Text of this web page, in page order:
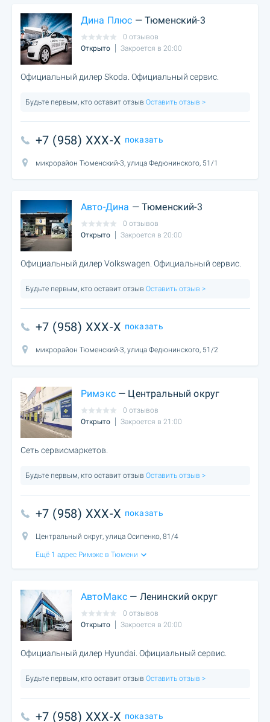
Дина Плюс — Тюменский-3
0 отзывов
Открыто
Закроется в 20:00
Официальный дилер Skoda. Официальный сервис.
Будьте первым, кто оставит отзыв Оставить отзыв >
+7 (958) XXX-X показать
микрорайон Тюменский-3, улица Федюнинского, 51/1
Авто-Дина — Тюменский-3
0 отзывов
Открыто
Закроется в 20:00
Официальный дилер Volkswagen. Официальный сервис.
Будьте первым, кто оставит отзыв Оставить отзыв >
+7 (958) XXX-X показать
микрорайон Тюменский-3, улица Федюнинского, 51/2
Римэкс— Центральный округ
0 отзывов
Открыто
Закроется в 21:00
Сеть сервисмаркетов.
Будьте первым, кто оставит отзыв Оставить отзыв >
+7 (958) XXX-X показать
Центральный округ, улица Осипенко, 81/4
Ещё 1 адрес Римэкс в Тюмени
АвтоМакс — Ленинский округ
0 отзывов
Открыто
Закроется в 20:00
Официальный дилер Hyundai. Официальный сервис.
Будьте первым, кто оставит отзыв Оставить отзыв >
+7 (958) XXX-X показать